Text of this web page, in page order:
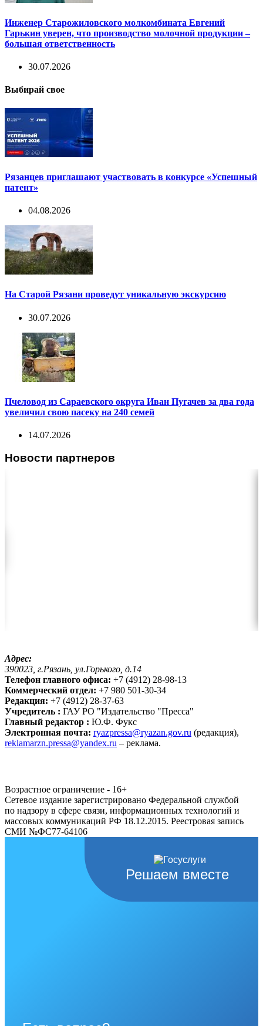
Инженер Старожиловского молкомбината Евгений
Гарькин уверен, что производство молочной продукции –
большая ответственность
30.07.2026
Выбирай свое
Рязанцев приглашают участвовать в конкурсе «Успешный
патент»
04.08.2026
На Старой Рязани проведут уникальную экскурсию
30.07.2026
Пчеловод из Сараевского округа Иван Пугачев за два года
увеличил свою пасеку на 240 семей
14.07.2026
Новости партнеров
Адрес:
390023, г.Рязань, ул.Горького, д.14
Телефон главного офиса: +7 (4912) 28-98-13
Коммерческий отдел: +7 980 501-30-34
Редакция: +7 (4912) 28-37-63
Учредитель : ГАУ РО "Издательство "Пресса"
Главный редактор : Ю.Ф. Фукс
Электронная почта: ryazpressa@ryazan.gov.ru (редакция),
reklamarzn.pressa@yandex.ru – реклама.
Возрастное ограничение - 16+
Сетевое издание зарегистрировано Федеральной службой
по надзору в сфере связи, информационных технологий и
массовых коммуникаций РФ 18.12.2015. Реестровая запись
СМИ №ФС77-64106
Решаем вместе